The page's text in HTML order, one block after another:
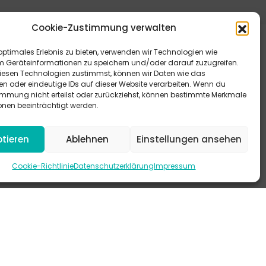
Cookie-Zustimmung verwalten
Erlebnis zu bieten, verwenden wir Technologien wie
Geräteinformationen zu speichern und/oder darauf zuzugreifen.
Technologien zustimmst, können wir Daten wie das
oder eindeutige IDs auf dieser Website verarbeiten. Wenn du
nicht erteilst oder zurückziehst, können bestimmte Merkmale
beeinträchtigt werden.
Ablehnen Einstellungen ansehen
Cookie-RichtlinieDatenschutzerklärungImpressum
Antworten bieten dir unsere FAQ.
mal auf Instagram vorbei.